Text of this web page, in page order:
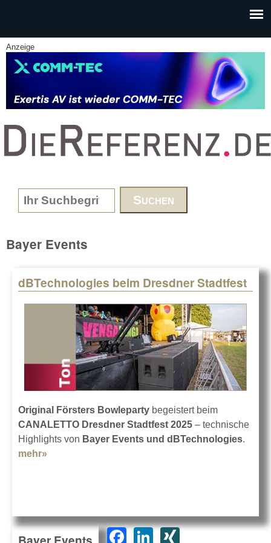
Anzeige
www.DieReferenz.de
Search form
Bayer Events
dBTechnologies beim Dresdner Stadtfest
Original Försters Bowleparty begeistert beim
CANALETTO Dresdner Stadtfest 2025 – technische
Highlights von Bayer Events und dBTechnologies.
mehr»
F
Li XI